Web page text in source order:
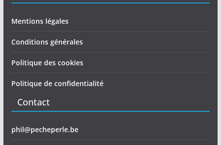
Mentions légales
Conditions générales
Politique des cookies
Politique de confidentialité
Contact
phil@pecheperle.be